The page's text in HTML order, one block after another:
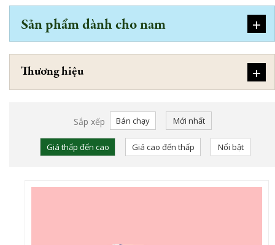
Sản phẩm dành cho nam +
Thương hiệu +
Sắp xếp Bán chạy Mới nhất
Giá thấp đến cao Giá cao đến thấp Nổi bật